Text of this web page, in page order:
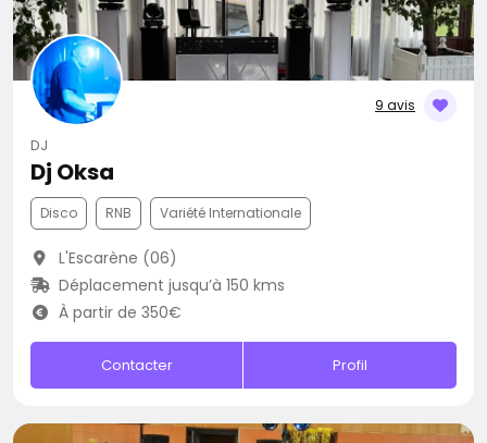
9 avis
DJ
Dj Oksa
Disco RNB Variété Internationale
L'Escarène (06)
Déplacement jusqu’à 150 kms
À partir de 350€
Contacter Profil